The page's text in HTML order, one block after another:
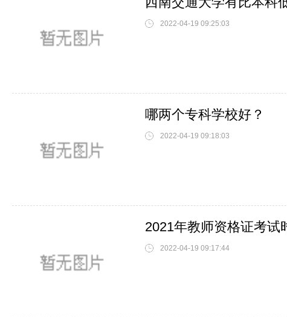
2022-04-19 09:25:03
哪两个专科学校好？
2022-04-19 09:18:03
2021年教师资格证考试
2022-04-19 09:17:44